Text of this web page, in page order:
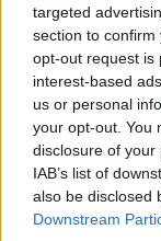
targeted
section to
opt-out request is
interest-based
us or personal
your opt-out. You
disclosure of
IAB’s list of
also be disclosed
Downstream
Hihetetlen.
jobb elsőjét, így
helyre jön vissza.
ő cserélt kétszer
közepeseket.
17:47
Piastriról nem
hat
hozza...